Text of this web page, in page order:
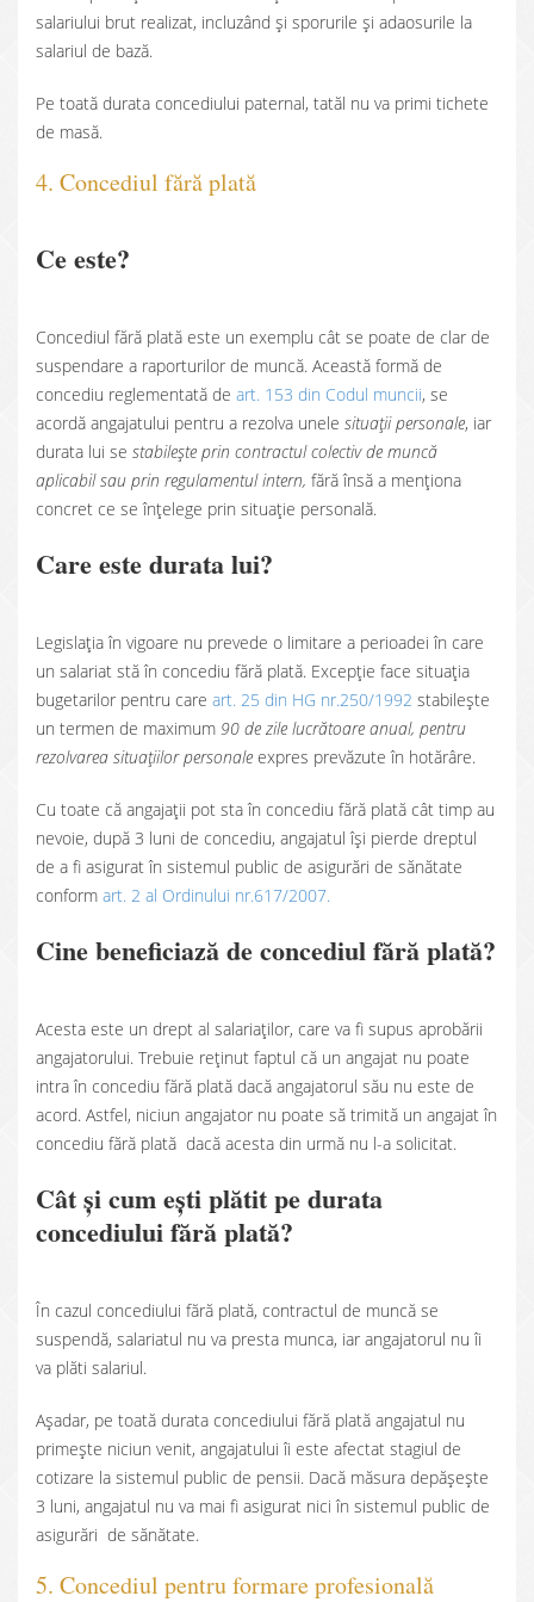
salariului brut realizat, incluzând și sporurile și adaosurile la
salariul de bază.
Pe toată durata concediului paternal, tatăl nu va primi tichete
de masă.
4. Concediul fără plată
Ce este?
Concediul fără plată este un exemplu cât se poate de clar de
suspendare a raporturilor de muncă. Această formă de
concediu reglementată de art. 153 din Codul muncii, se
acordă angajatului pentru a rezolva unele situații personale, iar
durata lui se stabilește prin contractul colectiv de muncă
aplicabil sau prin regulamentul intern, fără însă a menționa
concret ce se înțelege prin situație personală.
Care este durata lui?
Legislația în vigoare nu prevede o limitare a perioadei în care
un salariat stă în concediu fără plată. Excepție face situația
bugetarilor pentru care art. 25 din HG nr.250/1992 stabilește
un termen de maximum 90 de zile lucrătoare anual, pentru
rezolvarea situațiilor personale expres prevăzute în hotărâre.
Cu toate că angajații pot sta în concediu fără plată cât timp au
nevoie, după 3 luni de concediu, angajatul își pierde dreptul
de a fi asigurat în sistemul public de asigurări de sănătate
conform art. 2 al Ordinului nr.617/2007.
Cine beneficiază de concediul fără plată?
Acesta este un drept al salariaților, care va fi supus aprobării
angajatorului. Trebuie reținut faptul că un angajat nu poate
intra în concediu fără plată dacă angajatorul său nu este de
acord. Astfel, niciun angajator nu poate să trimită un angajat în
concediu fără plată dacă acesta din urmă nu l-a solicitat.
Cât și cum ești plătit pe durata
concediului fără plată?
În cazul concediului fără plată, contractul de muncă se
suspendă, salariatul nu va presta munca, iar angajatorul nu îi
va plăti salariul.
Așadar, pe toată durata concediului fără plată angajatul nu
primește niciun venit, angajatului îi este afectat stagiul de
cotizare la sistemul public de pensii. Dacă măsura depășește
3 luni, angajatul nu va mai fi asigurat nici în sistemul public de
asigurări de sănătate.
5. Concediul pentru formare profesională